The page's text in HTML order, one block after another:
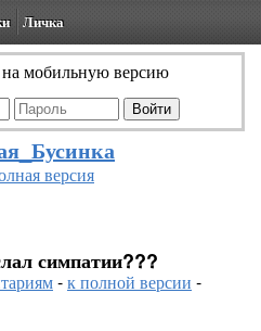
Личка
мобильную версию
версия
симпатии???
-к полной версии -